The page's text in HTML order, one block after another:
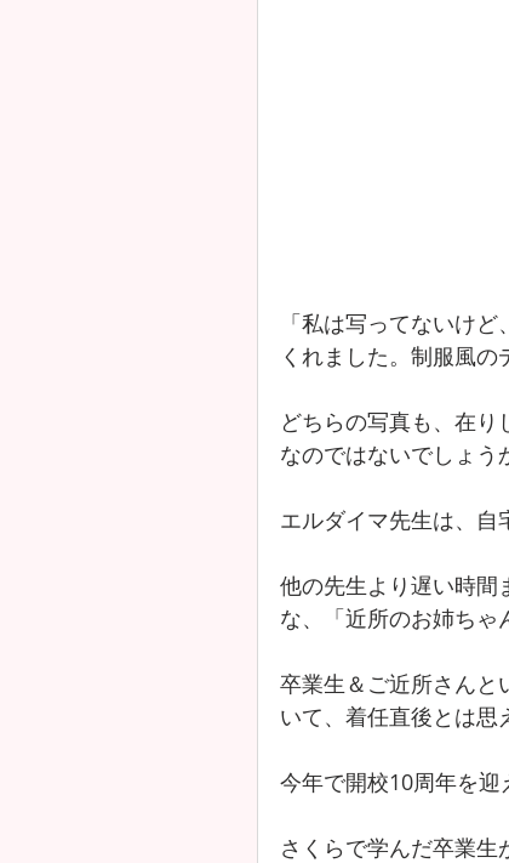
「私は写ってないけ
くれました。制服風の
どちらの写真も、在
なのではないでしょう
エルダイマ先生は、自
他の先生より遅い時間
な、「近所のお姉ちゃ
卒業生＆ご近所さんと
いて、着任直後とは思
今年で開校10周年を迎
さくらで学んだ卒業